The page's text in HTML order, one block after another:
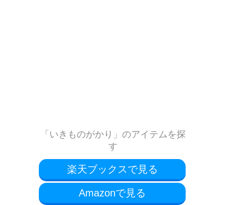
「いきものがかり」のアイテムを探
す
楽天ブックスで見る
Amazonで見る